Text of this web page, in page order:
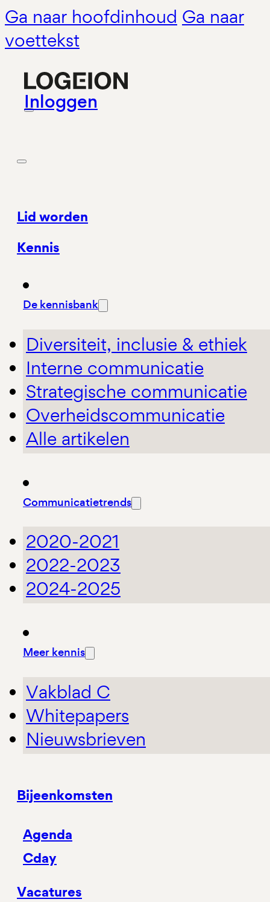
Ga naar hoofdinhoud Ga naar
voettekst
Inloggen
Lid worden
Kennis
De kennisbank
Diversiteit, inclusie & ethiek
Interne communicatie
Strategische communicatie
Overheidscommunicatie
Alle artikelen
Communicatietrends
2020-2021
2022-2023
2024-2025
Meer kennis
Vakblad C
Whitepapers
Nieuwsbrieven
Bijeenkomsten
Agenda
Cday
Vacatures